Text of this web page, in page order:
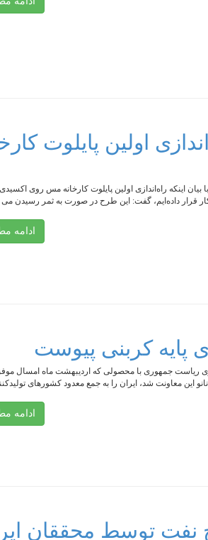
اولین پایلوت
اینکه راه‌اندازی اولین پایلوت کارخانه مس روی
قرار داده‌ایم، گفت: این طرح در صورت به ثمر رسیدن می
ادامه
پایه کربنی پیوست
ریاست جمهوری با محصولی که اردیبهشت ماه امسال
این معاونت شد، ایران را به جمع معدود کشور‌های
ادامه
نفت توسط محققان